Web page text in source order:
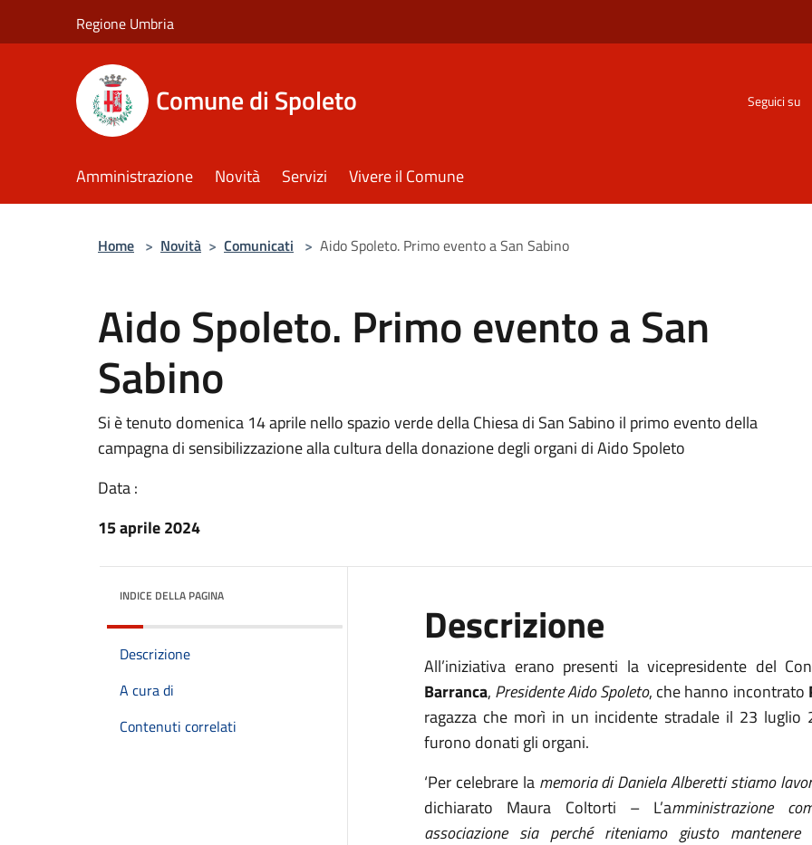
Regione Umbria
Comune di Spoleto Seguici su
Amministrazione Novità Servizi Vivere il Comune
Home > Novità > Comunicati > Aido Spoleto. Primo evento a San Sabino
Aido Spoleto. Primo evento a San
Sabino
Si è tenuto domenica 14 aprile nello spazio verde della Chiesa di San Sabino il primo evento della
campagna di sensibilizzazione alla cultura della donazione degli organi di Aido Spoleto
Data :
15 aprile 2024
INDICE DELLA PAGINA
Descrizione
A cura di
Contenuti correlati
Descrizione
All’iniziativa erano presenti la vicepresidente del
Barranca, Presidente Aido Spoleto, che hanno incontrato
ragazza che morì in un incidente stradale il 23
furono donati gli organi.
‘Per celebrare la memoria di Daniela Alberetti stiamo
dichiarato Maura Coltorti – L’amministrazione
associazione sia perché riteniamo giusto